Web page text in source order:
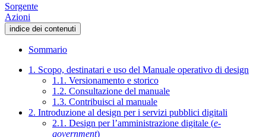
Sorgente
Azioni
indice dei contenuti
Sommario
1. Scopo, destinatari e uso del Manuale operativo di design
1.1. Versionamento e storico
1.2. Consultazione del manuale
1.3. Contribuisci al manuale
2. Introduzione al design per i servizi pubblici digitali
2.1. Design per l’amministrazione digitale (e-
government)